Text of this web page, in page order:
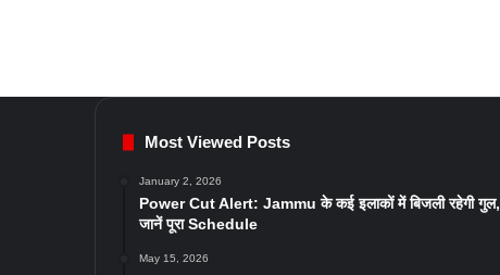
Most Viewed Posts
January 2, 2026
Power Cut Alert: Jammu के कई इलाकों में बिजली रहेगी गुल,
जानें पूरा Schedule
May 15, 2026